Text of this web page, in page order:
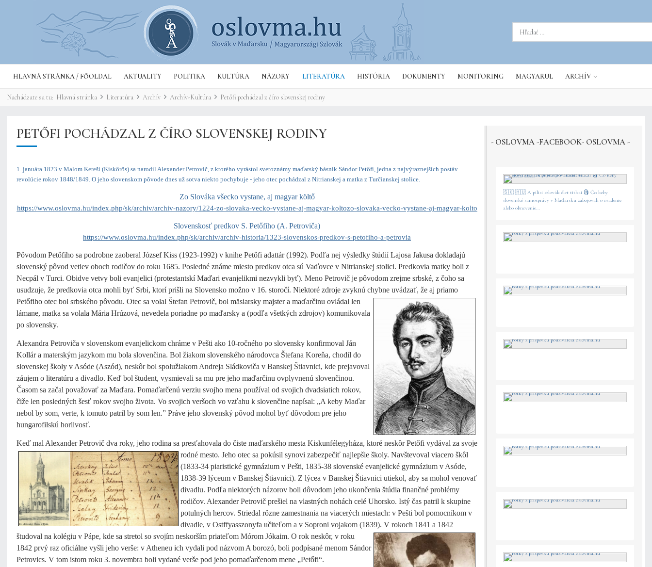
HLAVNÁ STRÁNKA / FŐOLDAL AKTUALITY POLITIKA KULTÚRA NÁZORY LITERATÚRA HISTÓRIA DOKUMENTY MONITORING MAGYARUL ARCHÍV
Nachádzate sa tu: Hlavná stránka Literatúra Archív Archív-Kultúra Petőfi pochádzal z číro slovenskej rodiny
PETŐFI POCHÁDZAL Z ČÍRO SLOVENSKEJ RODINY
1. januára 1823 v Malom Kereši (Kiskőrös) sa narodil Alexander Petrovič, z ktorého vyrástol svetoznámy maďarský básnik Sándor Petőfi, jedna z najvýraznejších postáv
revolúcie rokov 1848/1849. O jeho slovenskom pôvode dnes už sotva niekto pochybuje - jeho otec pochádzal z Nitrianskej a matka z Turčianskej stolice.
Zo Slováka všecko vystane, aj magyar költő
https://www.oslovma.hu/index.php/sk/archiv/archiv-nazory/1224-zo-slovaka-vecko-vystane-aj-magyar-koltozo-slovaka-vecko-vystane-aj-magyar-kolto
Slovenskosť predkov S. Petőfiho (A. Petroviča)
https://www.oslovma.hu/index.php/sk/archiv/archiv-historia/1323-slovenskos-predkov-s-petofiho-a-petrovia
Pôvodom Petőfiho sa podrobne zaoberal József Kiss (1923-1992) v knihe Petőfi adattár (1992). Podľa nej výsledky štúdií Lajosa Jakusa dokladajú
slovenský pôvod vetiev oboch rodičov do roku 1685. Posledné známe miesto predkov otca sú Vaďovce v Nitrianskej stolici. Predkovia matky boli z
Necpál v Turci. Obidve vetvy boli evanjelici (protestantskí Maďari evanjelikmi nezvykli byť). Meno Petrovič je pôvodom zrejme srbské, z čoho sa
usudzuje, že predkovia otca mohli byť Srbi, ktorí prišli na Slovensko možno v 16. storočí. Niektoré zdroje zvyknú chybne uvádzať, že aj priamo
Petőfiho otec bol srbského pôvodu. Otec sa volal Štefan Petrovič, bol mäsiarsky majster a maďarčinu ovládal len
lámane, matka sa volala Mária Hrúzová, nevedela poriadne po maďarsky a (podľa všetkých zdrojov) komunikovala
po slovensky.
Alexandra Petroviča v slovenskom evanjelickom chráme v Pešti ako 10-ročného po slovensky konfirmoval Ján
Kollár a materským jazykom mu bola slovenčina. Bol žiakom slovenského národovca Štefana Koreňa, chodil do
slovenskej školy v Asóde (Aszód), neskôr bol spolužiakom Andreja Sládkoviča v Banskej Štiavnici, kde prejavoval
záujem o literatúru a divadlo. Keď bol študent, vysmievali sa mu pre jeho maďarčinu ovplyvnenú slovenčinou.
Časom sa začal považovať za Maďara. Pomaďarčenú verziu svojho mena používal od svojich dvadsiatich rokov,
čiže len posledných šesť rokov svojho života. Vo svojich veršoch vo vzťahu k slovenčine napísal: „A keby Maďar
nebol by som, verte, k tomuto patril by som len.” Práve jeho slovenský pôvod mohol byť dôvodom pre jeho
hungarofilskú horlivosť.
Keď mal Alexander Petrovič dva roky, jeho rodina sa presťahovala do čiste maďarského mesta Kiskunfélegyháza, ktoré neskôr Petőfi vydával za svoje
rodné mesto. Jeho otec sa pokúsil synovi zabezpečiť najlepšie školy. Navštevoval viacero škôl
(1833-34 piaristické gymnázium v Pešti, 1835-38 slovenské evanjelické gymnázium v Asóde,
1838-39 lýceum v Banskej Štiavnici). Z lýcea v Banskej Štiavnici utiekol, aby sa mohol venovať
divadlu. Podľa niektorých názorov boli dôvodom jeho ukončenia štúdia finančné problémy
rodičov. Alexander Petrovič prešiel na vlastných nohách celé Uhorsko. Istý čas patril k skupine
potulných hercov. Striedal rôzne zamestnania na viacerých miestach: v Pešti bol pomocníkom v
divadle, v Ostffyasszonyfa učiteľom a v Soproni vojakom (1839). V rokoch 1841 a 1842
študoval na kolégiu v Pápe, kde sa stretol so svojím neskorším priateľom Mórom Jókaim. O rok neskôr, v roku
1842 prvý raz oficiálne vyšli jeho verše: v Atheneu ich vydali pod názvom A borozó, boli podpísané menom Sándor
Petrovics. V tom istom roku 3. novembra boli vydané verše pod jeho pomaďarčenom mene „Petőfi“.
- OSLOVMA -FACEBOOK- OSLOVMA -
🇸🇰 🇭🇺 A pilisi szlovák élet titkai 🗿 Čo keby
slovenské samosprávy v Maďarsku zabojovali o osadenie
alebo obnovenie...